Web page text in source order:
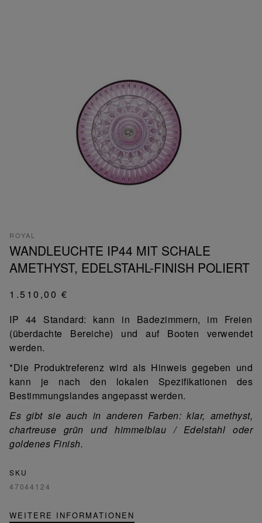
ROYAL
WANDLEUCHTE IP44 MIT SCHALE
AMETHYST, EDELSTAHL-FINISH POLIERT
1.510,00 €
IP 44 Standard: kann in Badezimmern, im Freien
(überdachte Bereiche) und auf Booten verwendet
werden.
*Die Produktreferenz wird als Hinweis gegeben und
kann je nach den lokalen Spezifikationen des
Bestimmungslandes angepasst werden.
Es gibt sie auch in anderen Farben: klar, amethyst,
chartreuse grün und himmelblau / Edelstahl oder
goldenes Finish.
SKU
47044124
WEITERE INFORMATIONEN